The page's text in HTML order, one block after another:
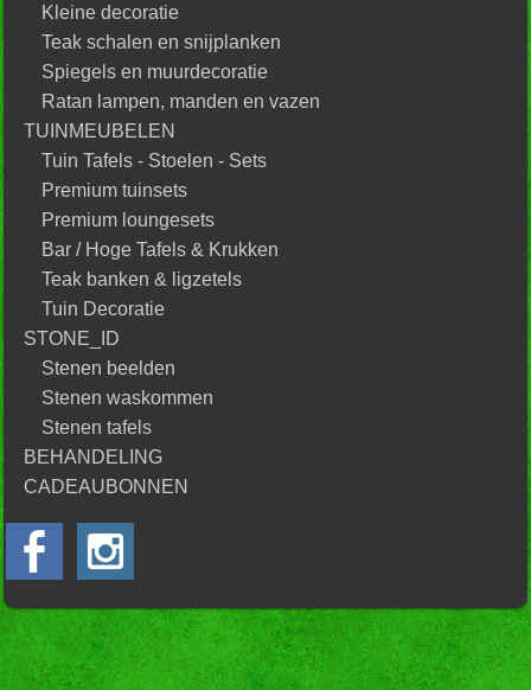
Kleine decoratie
Teak schalen en snijplanken
Spiegels en muurdecoratie
Ratan lampen, manden en vazen
TUINMEUBELEN
Tuin Tafels - Stoelen - Sets
Premium tuinsets
Premium loungesets
Bar / Hoge Tafels & Krukken
Teak banken & ligzetels
Tuin Decoratie
STONE_ID
Stenen beelden
Stenen waskommen
Stenen tafels
BEHANDELING
CADEAUBONNEN